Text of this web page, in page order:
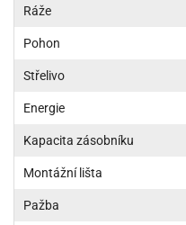
Ráže
Pohon
Střelivo
Energie
Kapacita zásobníku
Montážní lišta
Pažba